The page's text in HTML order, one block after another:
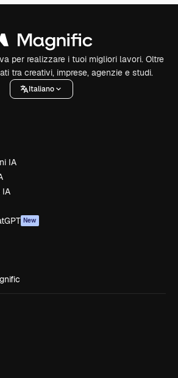
per realizzare i tuoi migliori lavori. Oltre
tra creativi, imprese, agenzie e studi.
Italiano
IA
IA
New